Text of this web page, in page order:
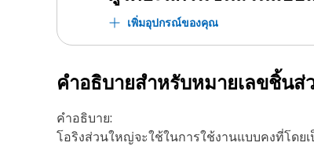
เพิ่มอุปกรณ์ของคุณ
คำอธิบายสำหรับหมายเลขชิ้นส่
คำอธิบาย:
โอริงส่วนใหญ่จะใช้ในการใช้งานแบบคงที่โด